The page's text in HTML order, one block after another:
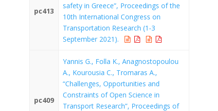
pc413
safety in Greece”, Proceedings of the
10th International Congress on
Transportation Research (1-3
September 2021).
pc409
Yannis G., Folla K., Anagnostopoulou
A., Kourousia C., Tromaras A.,
“Challenges, Opportunities and
Constraints of Open Science in
Transport Research”, Proceedings of